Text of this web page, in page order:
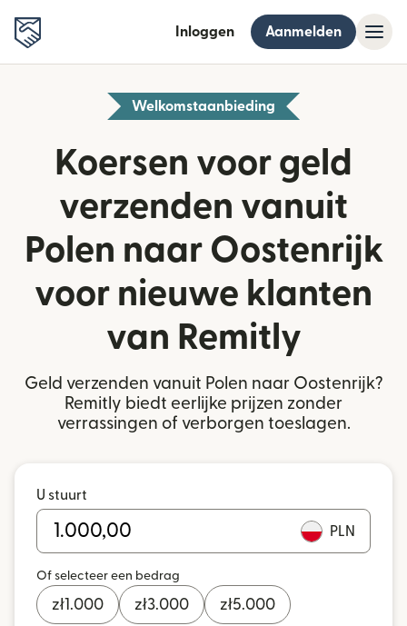
Inloggen Aanmelden
Welkomstaanbieding
Koersen voor geld
verzenden vanuit
Polen naar Oostenrijk
voor nieuwe klanten
van Remitly
Geld verzenden vanuit Polen naar Oostenrijk?
Remitly biedt eerlijke prijzen zonder
verrassingen of verborgen toeslagen.
U stuurt
PLN
Of selecteer een bedrag
zł1.000 zł3.000 zł5.000